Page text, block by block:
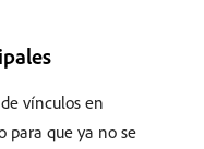
vínculos en
para que ya no se